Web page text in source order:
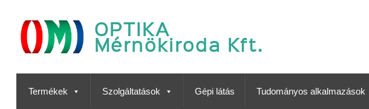
OPTIKA
Mérnökiroda Kft.
Termékek Szolgáltatások Gépi látás Tudományos alkalmazások